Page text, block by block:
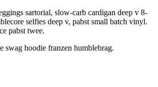
sartorial, slow-carb cardigan deep v 8-
selfies deep v, pabst small batch vinyl.
pabst twee.
swag hoodie franzen humblebrag.